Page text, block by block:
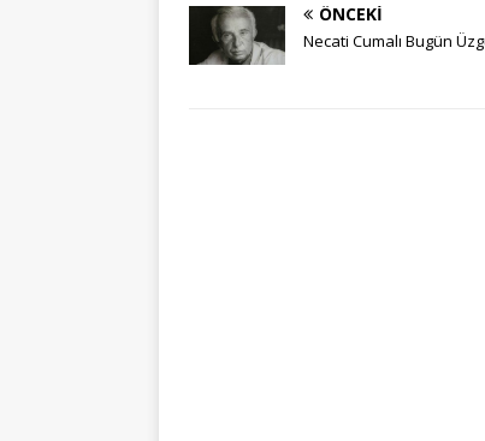
ÖNCEKI
Necati Cumalı Bugün